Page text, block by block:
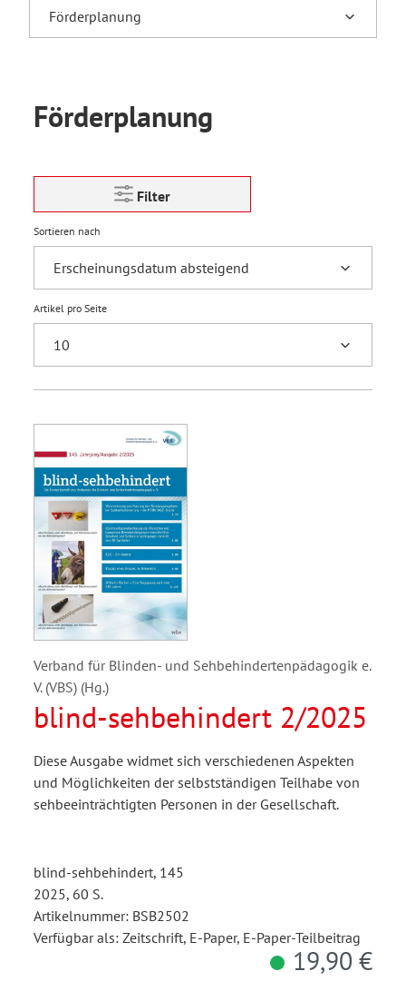
Förderplanung
Filter
Sortieren nach
Artikel pro Seite
Verband für Blinden- und Sehbehindertenpädagogik e.
V. (VBS) (Hg.)
blind-sehbehindert 2/2025
Diese Ausgabe widmet sich verschiedenen Aspekten
und Möglichkeiten der selbstständigen Teilhabe von
sehbeeinträchtigten Personen in der Gesellschaft.
blind-sehbehindert, 145
2025, 60 S.
Artikelnummer: BSB2502
Verfügbar als: Zeitschrift, E-Paper, E-Paper-Teilbeitrag
19,90 €